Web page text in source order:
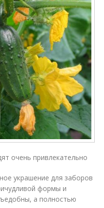
очень привлекательно
украшение для заборов
формы и
а полностью